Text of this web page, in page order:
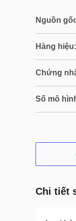
Nguồn
Hàng hiệu:
Chứng
Số mô
Chi tiết